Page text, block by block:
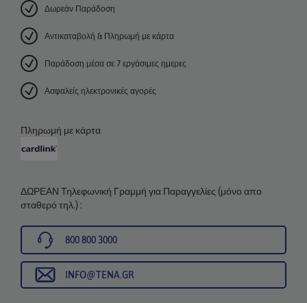
Δωρεάν Παράδοση
Αντικαταβολή & Πληρωμή με κάρτα
Παράδοση μέσα σε 7 εργάσιμες ημερες
Ασφαλείς ηλεκτρονικές αγορές
Πληρωμή με κάρτα
ΔΩΡΕΑΝ Τηλεφωνική Γραμμή για Παραγγελίες (μόνο απο
σταθερό τηλ.) :
800 800 3000
INFO@TENA.GR